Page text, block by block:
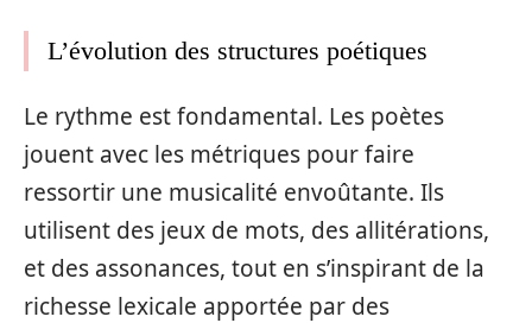
L’évolution des structures poétiques
Le rythme est fondamental. Les poètes
jouent avec les métriques pour faire
ressortir une musicalité envoûtante. Ils
utilisent des jeux de mots, des allitérations,
et des assonances, tout en s’inspirant de la
richesse lexicale apportée par des